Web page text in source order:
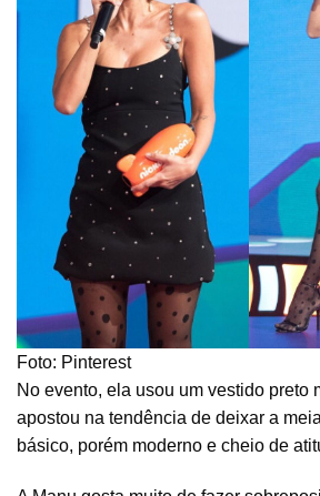
Foto: Pinterest
No evento, ela usou um vestido preto
apostou na tendência de deixar a
básico, porém moderno e cheio de